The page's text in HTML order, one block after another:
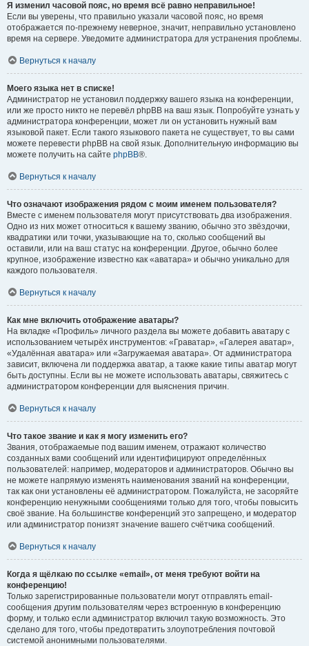
Я изменил часовой пояс, но время всё равно неправильное!
Если вы уверены, что правильно указали часовой пояс, но время
отображается по-прежнему неверное, значит, неправильно установлено
время на сервере. Уведомите администратора для устранения проблемы.
Вернуться к началу
Моего языка нет в списке!
Администратор не установил поддержку вашего языка на конференции,
или же просто никто не перевёл phpBB на ваш язык. Попробуйте узнать у
администратора конференции, может ли он установить нужный вам
языковой пакет. Если такого языкового пакета не существует, то вы сами
можете перевести phpBB на свой язык. Дополнительную информацию вы
можете получить на сайте phpBB®.
Вернуться к началу
Что означают изображения рядом с моим именем пользователя?
Вместе с именем пользователя могут присутствовать два изображения.
Одно из них может относиться к вашему званию, обычно это звёздочки,
квадратики или точки, указывающие на то, сколько сообщений вы
оставили, или на ваш статус на конференции. Другое, обычно более
крупное, изображение известно как «аватара» и обычно уникально для
каждого пользователя.
Вернуться к началу
Как мне включить отображение аватары?
На вкладке «Профиль» личного раздела вы можете добавить аватару с
использованием четырёх инструментов: «Граватар», «Галерея аватар»,
«Удалённая аватара» или «Загружаемая аватара». От администратора
зависит, включена ли поддержка аватар, а также какие типы аватар могут
быть доступны. Если вы не можете использовать аватары, свяжитесь с
администратором конференции для выяснения причин.
Вернуться к началу
Что такое звание и как я могу изменить его?
Звания, отображаемые под вашим именем, отражают количество
созданных вами сообщений или идентифицируют определённых
пользователей: например, модераторов и администраторов. Обычно вы
не можете напрямую изменять наименования званий на конференции,
так как они установлены её администратором. Пожалуйста, не засоряйте
конференцию ненужными сообщениями только для того, чтобы повысить
своё звание. На большинстве конференций это запрещено, и модератор
или администратор понизят значение вашего счётчика сообщений.
Вернуться к началу
Когда я щёлкаю по ссылке «email», от меня требуют войти на
конференцию!
Только зарегистрированные пользователи могут отправлять email-
сообщения другим пользователям через встроенную в конференцию
форму, и только если администратор включил такую возможность. Это
сделано для того, чтобы предотвратить злоупотребления почтовой
системой анонимными пользователями.